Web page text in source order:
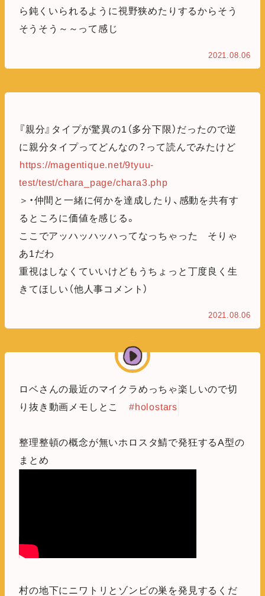
ら鈍くいられるように視野狭めたりするからそう
そうそう～～って感じ
2021.08.06
『親分』タイプが驚異の1（多分下限）だったので逆
に親分タイプってどんなの？って読んでみたけど
https://magentique.net/9tyuu-
test/test/chara_page/chara3.php
＞・仲間と一緒に何かを達成したり、感動を共有す
るところに価値を感じる。
ここでアッハッハッハってなっちゃった そりゃ
あ1だわ
重視はしなくていいけどもうちょっと丁度良く生
きてほしい（他人事コメント）
2021.08.06
ロベさんの最近のマイクラめっちゃ楽しいので切
り抜き動画メモしとこ #holostars
整理整頓の概念が無いホロスタ鯖で発狂するA型の
まとめ
村の地下にニワトリとゾンビの巣を発見するくだ